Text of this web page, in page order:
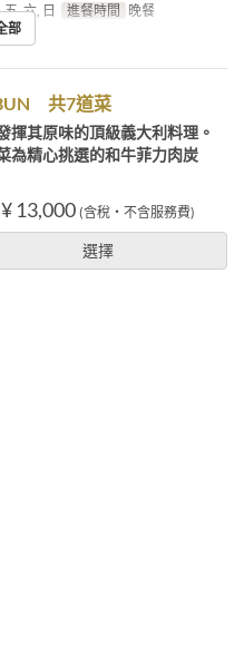
, 六, 日 進餐時間 晚餐
部
共7道菜
揮其原味的頂級義大利料理。
為精心挑選的和牛菲力肉炭
¥ 13,000 (含稅・不含服務費)
選擇